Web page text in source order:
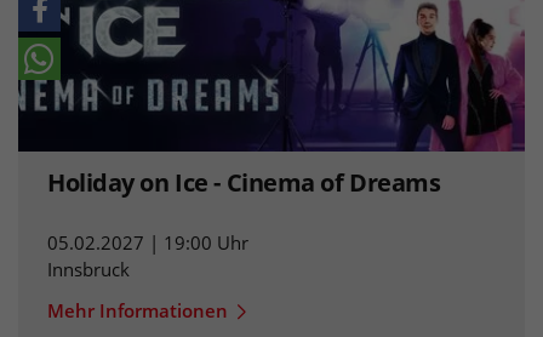
Holiday on Ice - Cinema of Dreams
05.02.2027 | 19:00 Uhr
Innsbruck
Mehr Informationen